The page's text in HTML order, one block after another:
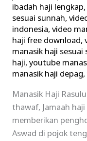
ibadah haji lengkap
sesuai sunnah,
indonesia,video
haji free download,
manasik haji sesuai
haji,youtube
manasik haji depag,
Manasik Haji
thawaf, Jamaah
memberikan
Aswad di pojok